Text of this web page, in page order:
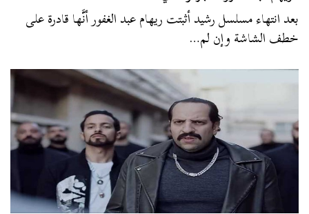
بعد انتهاء مسلسل رشيد أثبتت ريهام عبد الغفور أنَّها قادرة على
خطف الشاشة وإن لم…